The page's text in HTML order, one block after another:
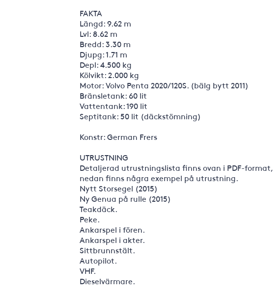
FAKTA
Längd: 9.62 m
Lvl: 8.62 m
Bredd: 3.30 m
Djupg: 1.71 m
Depl: 4.500 kg
Kölvikt: 2.000 kg
Motor: Volvo Penta 2020/120S. (bälg bytt 2011)
Bränsletank: 60 lit
Vattentank: 190 lit
Septitank: 50 lit (däckstömning)
Konstr: German Frers
UTRUSTNING
Detaljerad utrustningslista finns ovan i PDF-format,
nedan finns några exempel på utrustning.
Nytt Storsegel (2015)
Ny Genua på rulle (2015)
Teakdäck.
Peke.
Ankarspel i fören.
Ankarspel i akter.
Sittbrunnstält.
Autopilot.
VHF.
Dieselvärmare.